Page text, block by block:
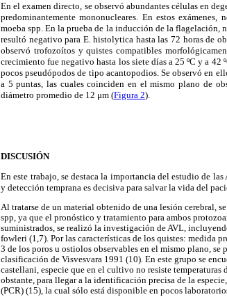
En el examen directo, se observó abundantes células en
predominantemente mononucleares. En estos
moeba spp. En la prueba de la inducción de la
resultó negativo para E. histolytica hasta las 72 horas de
observó trofozoítos y quistes compatibles
crecimiento fue negativo hasta los siete días a 25 ºC y a
pocos pseudópodos de tipo acantopodios. Se observó en
a 5 puntas, las cuales coinciden en el mismo plano de
diámetro promedio de 12 μm (Figura 2).
DISCUSIÓN
En este trabajo, se destaca la importancia del estudio de
y detección temprana es decisiva para salvar la vida del
Al tratarse de un material obtenido de una lesión cerebral,
spp, ya que el pronóstico y tratamiento para ambos
suministrados, se realizó la investigación de AVL,
fowleri (1,7). Por las características de los quistes: medida
3 de los poros u ostiolos observables en el mismo plano, se
clasificación de Visvesvara 1991 (10). En este grupo se
castellani, especie que en el cultivo no resiste temperaturas
obstante, para llegar a la identificación precisa de la
(PCR) (15), la cual sólo está disponible en pocos